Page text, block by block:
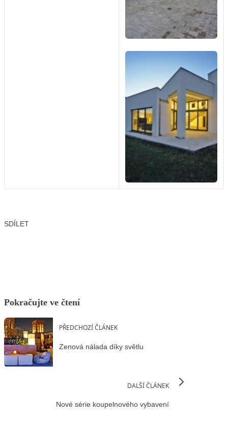
SDÍLET
Pokračujte ve čtení
PŘEDCHOZÍ ČLÁNEK
Zenová nálada díky světlu
DALŠÍ ČLÁNEK
Nové série koupelnového vybavení